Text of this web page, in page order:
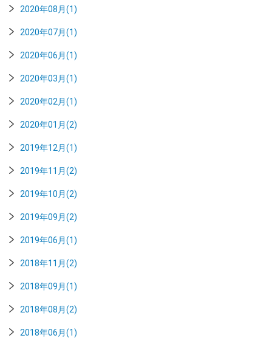
2020年08月(1)
2020年07月(1)
2020年06月(1)
2020年03月(1)
2020年02月(1)
2020年01月(2)
2019年12月(1)
2019年11月(2)
2019年10月(2)
2019年09月(2)
2019年06月(1)
2018年11月(2)
2018年09月(1)
2018年08月(2)
2018年06月(1)